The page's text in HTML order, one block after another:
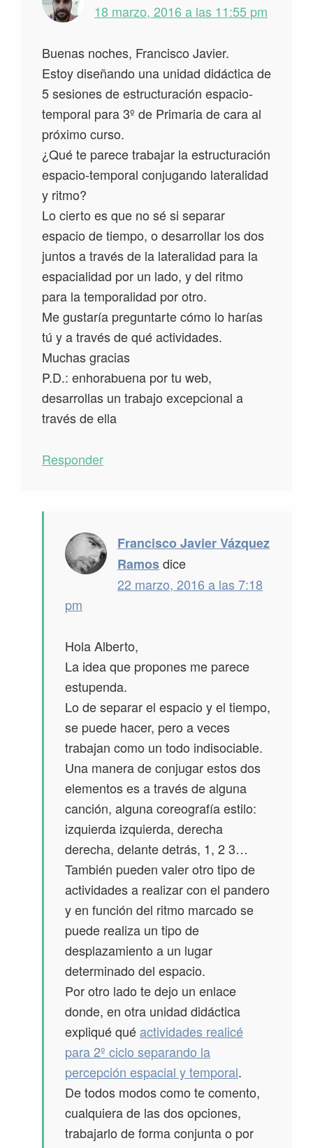
18 marzo, 2016 a las 11:55 pm
Buenas noches, Francisco Javier.
Estoy diseñando una unidad didáctica de
5 sesiones de estructuración espacio-
temporal para 3º de Primaria de cara al
próximo curso.
¿Qué te parece trabajar la estructuración
espacio-temporal conjugando lateralidad
y ritmo?
Lo cierto es que no sé si separar
espacio de tiempo, o desarrollar los dos
juntos a través de la lateralidad para la
espacialidad por un lado, y del ritmo
para la temporalidad por otro.
Me gustaría preguntarte cómo lo harías
tú y a través de qué actividades.
Muchas gracias
P.D.: enhorabuena por tu web,
desarrollas un trabajo excepcional a
través de ella
Responder
Francisco Javier Vázquez
Ramosdice
22 marzo, 2016 a las 7:18
pm
Hola Alberto,
La idea que propones me parece
estupenda.
Lo de separar el espacio y el tiempo,
se puede hacer, pero a veces
trabajan como un todo indisociable.
Una manera de conjugar estos dos
elementos es a través de alguna
canción, alguna coreografía estilo:
izquierda izquierda, derecha
derecha, delante detrás, 1, 2 3…
También pueden valer otro tipo de
actividades a realizar con el pandero
y en función del ritmo marcado se
puede realiza un tipo de
desplazamiento a un lugar
determinado del espacio.
Por otro lado te dejo un enlace
donde, en otra unidad didáctica
expliqué quéactividades realicé
para 2º ciclo separando la
percepción espacial y temporal.
De todos modos como te comento,
cualquiera de las dos opciones,
trabajarlo de forma conjunta o por